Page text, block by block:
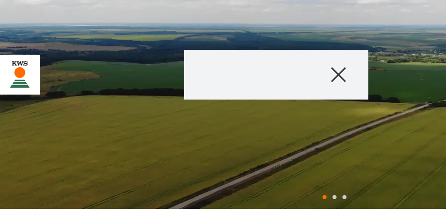
Продукти
Агросервіс
Новини та події
Цифрові сервіси
Про нас